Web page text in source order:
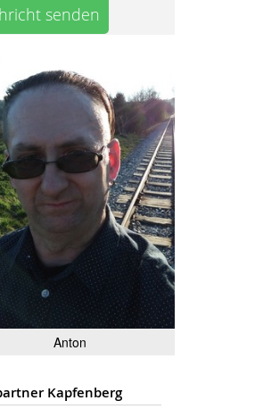
senden
Anton
Kapfenberg